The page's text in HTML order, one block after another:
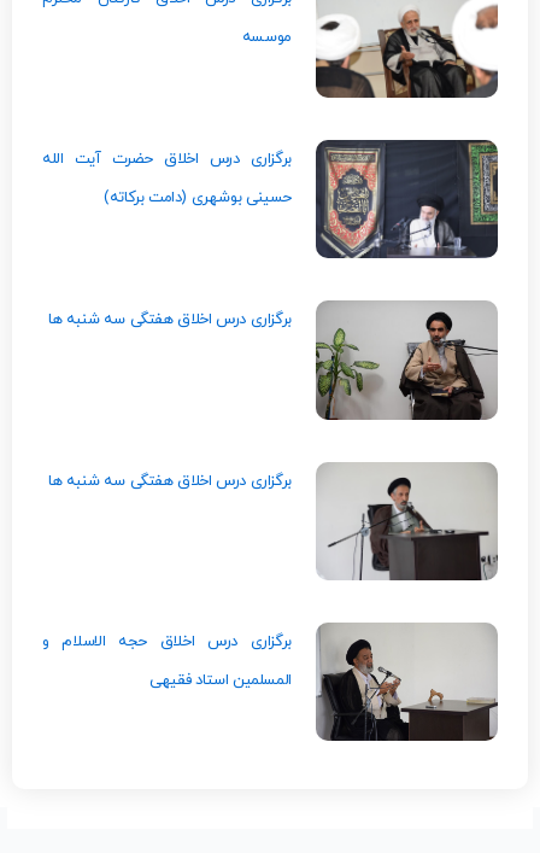
موسسه
برگزاری درس اخلاق حضرت آیت الله
حسینی بوشهری (دامت برکاته)
برگزاری درس اخلاق هفتگی سه شنبه ها
برگزاری درس اخلاق هفتگی سه شنبه ها
برگزاری درس اخلاق حجه الاسلام و
المسلمین استاد فقیهی